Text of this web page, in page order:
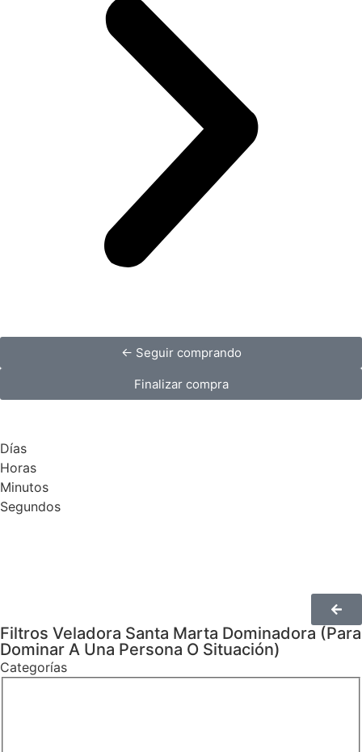
← Seguir comprando
Finalizar compra
Días
Horas
Minutos
Segundos
Filtros Veladora Santa Marta Dominadora (Para
Dominar A Una Persona O Situación)
Categorías